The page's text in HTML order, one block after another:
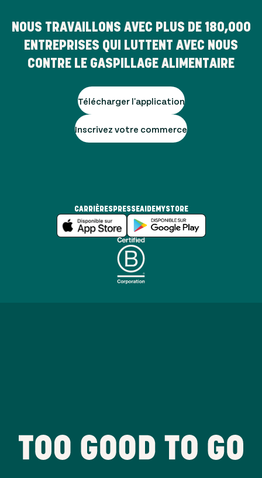
NOUS TRAVAILLONS AVEC PLUS DE 180,000
ENTREPRISES QUI LUTTENT AVEC NOUS
CONTRE LE GASPILLAGE ALIMENTAIRE
Télécharger l'application
Inscrivez votre commerce
CARRIÈRESPRESSEAIDEMYSTORE